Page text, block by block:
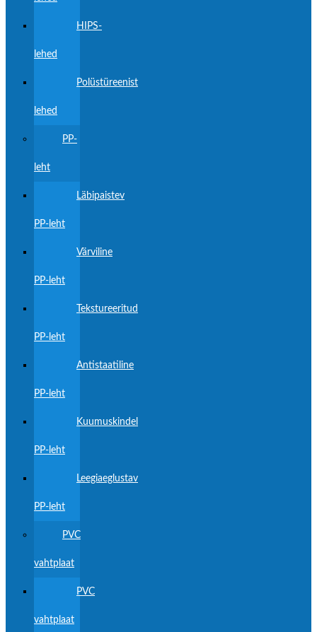
HIPS-
lehed
Polüstüreenist
lehed
PP-
leht
Läbipaistev
PP-leht
Värviline
PP-leht
Tekstureeritud
PP-leht
Antistaatiline
PP-leht
Kuumuskindel
PP-leht
Leegiaeglustav
PP-leht
PVC
vahtplaat
PVC
vahtplaat